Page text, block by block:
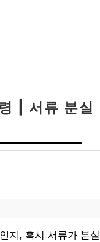
| 서류 분실
지, 혹시 서류가 분실